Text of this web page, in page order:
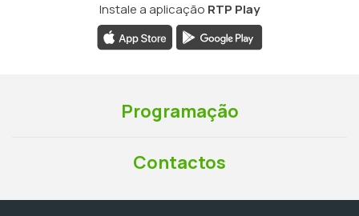
Instale a aplicação RTP Play
Programação
Contactos